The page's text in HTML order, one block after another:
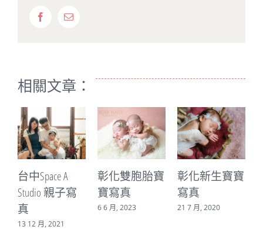
FacebookEmail:
相關文章：
彰化雙胞胎寶
寶寫真
彰化新生寶寶
寫真
21 7 月, 2020
甯甯就是要騙
你生女兒系列
寫真